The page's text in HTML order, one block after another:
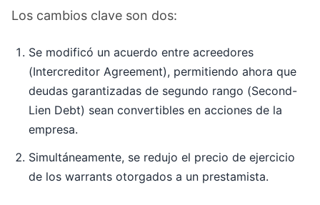
Los cambios clave son dos:
Se modificó un acuerdo entre acreedores
(Intercreditor Agreement), permitiendo ahora que
deudas garantizadas de segundo rango (Second-
Lien Debt) sean convertibles en acciones de la
empresa.
Simultáneamente, se redujo el precio de ejercicio
de los warrants otorgados a un prestamista.